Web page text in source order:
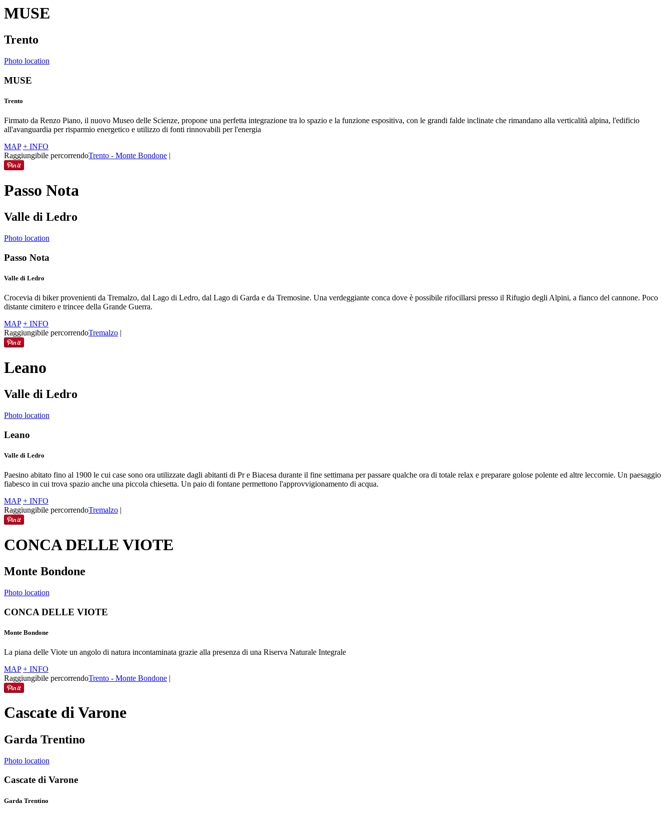
MUSE
Trento
Photo location
MUSE
Trento
Firmato da Renzo Piano, il nuovo Museo delle Scienze, propone una perfetta integrazione tra lo spazio e la funzione espositiva, con le grandi falde inclinate che rimandano alla verticalità alpina, l'edificio
all'avanguardia per risparmio energetico e utilizzo di fonti rinnovabili per l'energia
MAP + INFO
Raggiungibile percorrendoTrento - Monte Bondone |
Passo Nota
Valle di Ledro
Photo location
Passo Nota
Valle di Ledro
Crocevia di biker provenienti da Tremalzo, dal Lago di Ledro, dal Lago di Garda e da Tremosine. Una verdeggiante conca dove è possibile rifocillarsi presso il Rifugio degli Alpini, a fianco del cannone. Poco
distante cimitero e trincee della Grande Guerra.
MAP + INFO
Raggiungibile percorrendoTremalzo |
Leano
Valle di Ledro
Photo location
Leano
Valle di Ledro
Paesino abitato fino al 1900 le cui case sono ora utilizzate dagli abitanti di Pr e Biacesa durante il fine settimana per passare qualche ora di totale relax e preparare golose polente ed altre leccornie. Un paesaggio
fiabesco in cui trova spazio anche una piccola chiesetta. Un paio di fontane permettono l'approvvigionamento di acqua.
MAP + INFO
Raggiungibile percorrendoTremalzo |
CONCA DELLE VIOTE
Monte Bondone
Photo location
CONCA DELLE VIOTE
Monte Bondone
La piana delle Viote un angolo di natura incontaminata grazie alla presenza di una Riserva Naturale Integrale
MAP + INFO
Raggiungibile percorrendoTrento - Monte Bondone |
Cascate di Varone
Garda Trentino
Photo location
Cascate di Varone
Garda Trentino